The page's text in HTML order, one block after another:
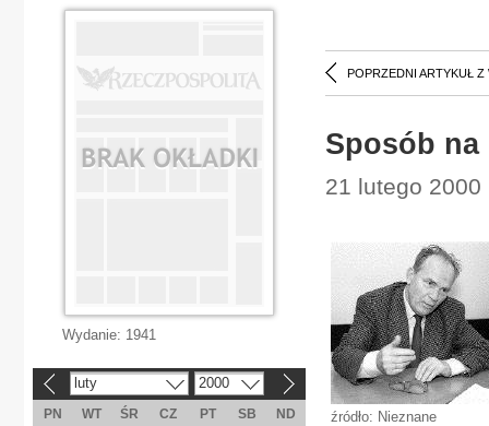
POPRZEDNI ARTYKUŁ Z
Sposób
21 lutego 2000
źródło: Nieznane
Wydanie: 1941
luty 2000
PN WT ŚR CZ PT SB
ND